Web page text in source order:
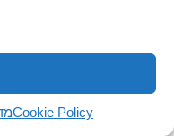
Cookie Policy